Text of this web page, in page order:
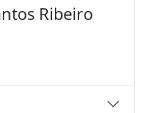
Ribeiro